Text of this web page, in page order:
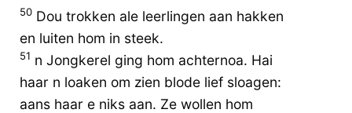
50 Dou trokken ale leerlingen aan hakken
en luiten hom in steek.
51 n Jongkerel ging hom achternoa. Hai
haar n loaken om zien blode lief sloagen:
aans haar e niks aan. Ze wollen hom